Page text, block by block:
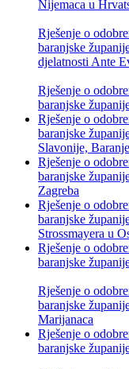
Nijemaca u
Rješenje o
baranjske
djelatnosti Ante
Rješenje o
baranjske
Rješenje o
baranjske
Slavonije,
Rješenje o
baranjske
Zagreba
Rješenje o
baranjske
Strossmayera u
Rješenje o
baranjske
Rješenje o
baranjske
Marijanaca
Rješenje o
baranjske